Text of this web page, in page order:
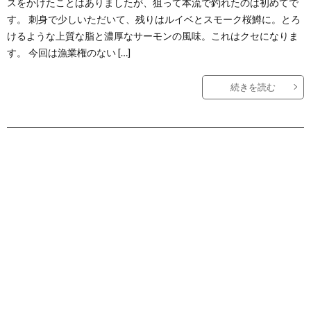
す。 刺身で少しいただいて、残りはルイベとスモーク桜鱒に。とろ
けるような上質な脂と濃厚なサーモンの風味。これはクセになりま
す。 今回は漁業権のない […]
続きを読む